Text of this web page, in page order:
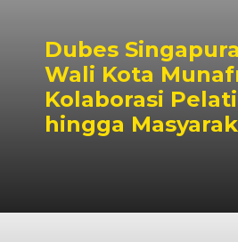
Dubes
Wali Kota
Kolaborasi
hingga